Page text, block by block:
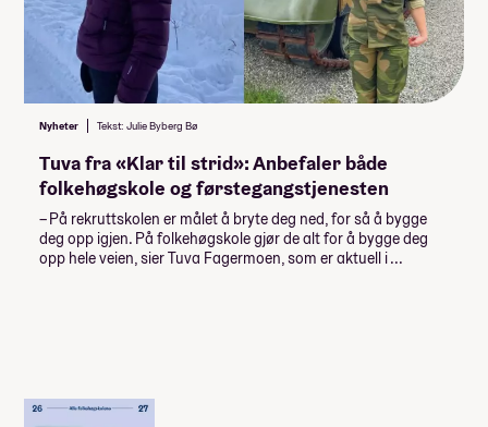
Les mer om priser, lån og stipend
Studiestøtten for neste år vedtas av
Stortinget i desember, ny beløp for
studiestøtte legges inn etter det.
Summen du må dekke selv
136 900,-
(13 690 ,- per måned)
Nyheter Tekst: Julie Byberg Bø
Tuva fra «Klar til strid»: Anbefaler både
folkehøgskole og førstegangstjenesten
– På rekruttskolen er målet å bryte deg ned, for så å bygge
deg opp igjen. På folkehøgskole gjør de alt for å bygge deg
opp hele veien, sier Tuva Fagermoen, som er aktuell i ...